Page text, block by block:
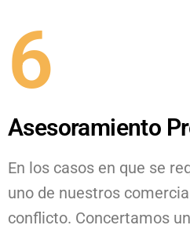
6
Asesoramiento
En los casos en que se
uno de nuestros
conflicto. Concertamos